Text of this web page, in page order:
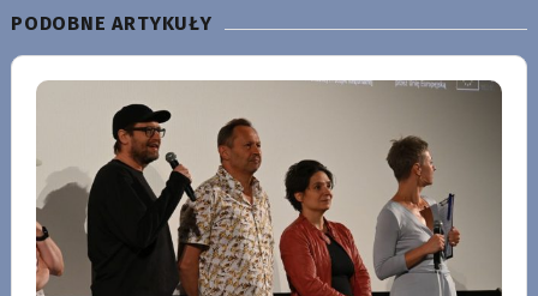
PODOBNE ARTYKUŁY